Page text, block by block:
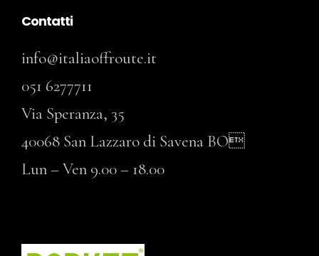
Contatti
info@italiaoffroute.it
051 6277711
Via Speranza, 35
40068 San Lazzaro di Savena BO
Lun – Ven 9.00 – 18.00